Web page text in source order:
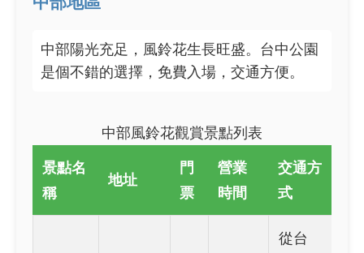
中部陽光充足，風鈴花生長旺盛。台中公園
是個不錯的選擇，免費入場，交通方便。
中部風鈴花觀賞景點列表
景點名
稱
地址
門
票
營業
時間
交通方
式
從台